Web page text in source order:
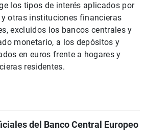
los tipos de interés aplicados por
otras instituciones financieras
excluidos los bancos centrales y
monetario, a los depósitos y
en euros frente a hogares y
residentes.
del Banco Central Europeo